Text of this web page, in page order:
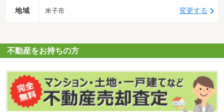
地域 米子市 変更する
不動産をお持ちの方